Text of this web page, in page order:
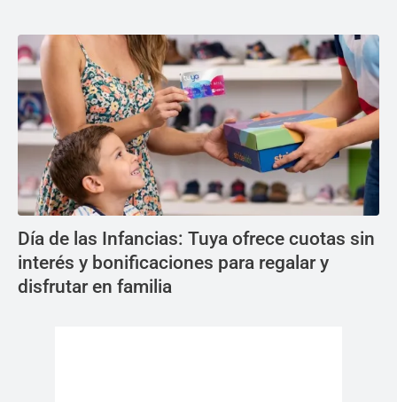
Día de las Infancias: Tuya ofrece cuotas sin
interés y bonificaciones para regalar y
disfrutar en familia